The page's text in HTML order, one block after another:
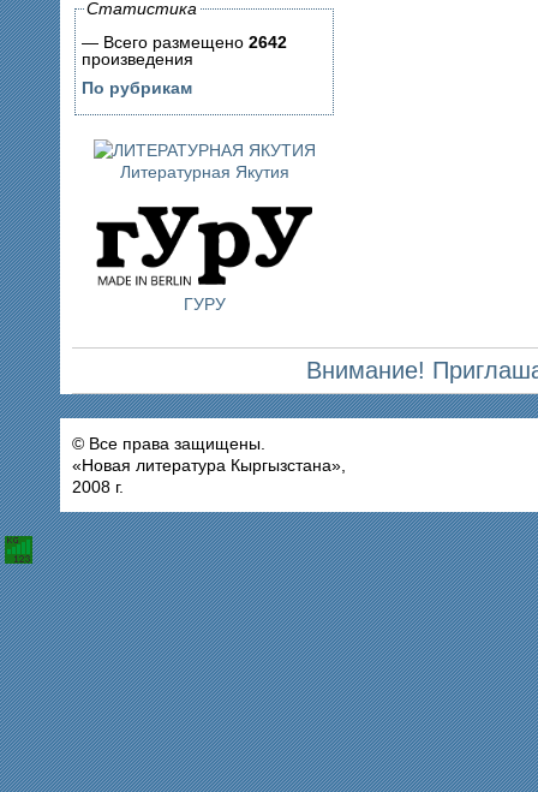
Статистика
— Всего размещено 2642
произведения
По рубрикам
Литературная Якутия
ГУРУ
Внимание!
© Все права защищены.
«Новая литература Кыргызстана»,
2008 г.